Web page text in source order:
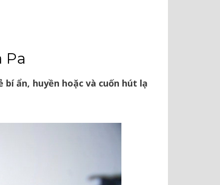
Pa
ẩn, huyền hoặc và cuốn hút lạ